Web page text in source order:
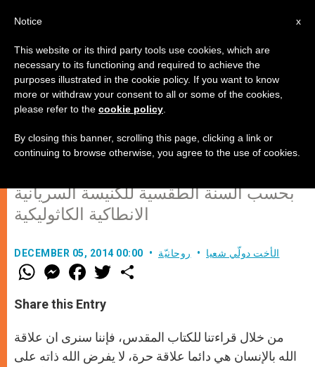
بكم زكريا كان فرصة له لسماع
الكلمة!
بحسب السنة الطقسية للكنيسة السريانية
الانطاكية الكاثوليكية
DECEMBER 05, 2014 00:00 الأخت دولّي شعيا روحانيّة
W
h
t
s
p
p
M
e
s
e
g
e
r
F
a
e
b
o
k
w
r
Share this Entry
من خلال قراءتنا للكتاب المقدس، فإننا سنرى ان علاقة
الله بالإنسان هي دائما علاقة حرة، لا يفرض الله ذاته على
x
Notice
This website or its third party tools use cookies, which are
necessary to its functioning and required to achieve the
purposes illustrated in the cookie policy. If you want to know
more or withdraw your consent to all or some of the cookies,
please refer to the cookie policy
By closing this banner, scrolling this page, clicking a link or
continuing to browse otherwise, you agree to the use of cookies.